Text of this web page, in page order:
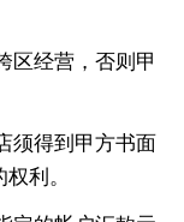
区经营，否则甲
须得到甲方书面
利。